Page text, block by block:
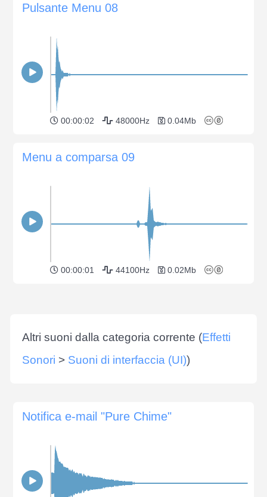
Pulsante Menu 08
00:00:02 48000Hz 0.04Mb
Menu a comparsa 09
00:00:01 44100Hz 0.02Mb
Altri suoni dalla categoria corrente (Effetti
Sonori > Suoni di interfaccia (UI))
Notifica e-mail "Pure Chime"